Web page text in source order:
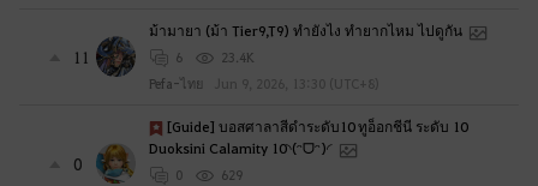
11
ม้ามายา (ม้า Tier9,T9) ทำยังไง ทำยากไหม ไปดูกัน
6
23.4K
Pefa-ไทย
Jun 9, 2026, 13:30 (UTC+8)
0
[Guide] บอสศาลาสีดำระดับ10 ทูอ็อกชีนี ระดับ 10
Duoksini Calamity 10◝(ᵔᗜᵔ)◜
0
629